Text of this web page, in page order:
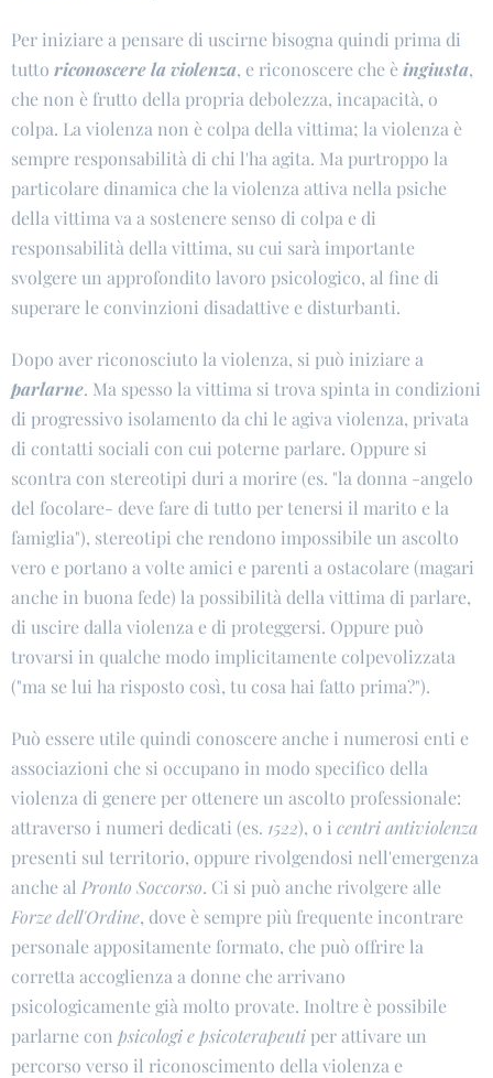
Per iniziare a pensare di uscirne bisogna quindi prima di
tutto riconoscere la violenza, e riconoscere che èingiusta,
che non è frutto della propria debolezza, incapacità, o
colpa. La violenza non è colpa della vittima; la violenza è
sempre responsabilità di chi l'ha agita. Ma purtroppo la
particolare dinamica che la violenza attiva nella psiche
della vittima va a sostenere senso di colpa e di
responsabilità della vittima, su cui sarà importante
svolgere un approfondito lavoro psicologico, al fine di
superare le convinzioni disadattive e disturbanti.
Dopo aver riconosciuto la violenza, si può iniziare a
parlarne. Ma spesso la vittima si trova spinta in condizioni
di progressivo isolamento da chi le agiva violenza, privata
di contatti sociali con cui poterne parlare. Oppure si
scontra con stereotipi duri a morire (es. "la donna -angelo
del focolare- deve fare di tutto per tenersi il marito e la
famiglia"), stereotipi che rendono impossibile un ascolto
vero e portano a volte amici e parenti a ostacolare (magari
anche in buona fede) la possibilità della vittima di parlare,
di uscire dalla violenza e di proteggersi. Oppure può
trovarsi in qualche modo implicitamente colpevolizzata
("ma se lui ha risposto così, tu cosa hai fatto prima?").
Può essere utile quindi conoscere anche i numerosi enti e
associazioni che si occupano in modo specifico della
violenza di genere per ottenere un ascolto professionale:
attraverso i numeri dedicati (es. 1522), o i centri antiviolenza
presenti sul territorio, oppure rivolgendosi nell'emergenza
anche al Pronto Soccorso. Ci si può anche rivolgere alle
Forzedell'Ordine, dove è sempre più frequente incontrare
personale appositamente formato, che può offrire la
corretta accoglienza a donne che arrivano
psicologicamente già molto provate. Inoltre è possibile
parlarne con psicologi e psicoterapeuti per attivare un
percorso verso il riconoscimento della violenza e